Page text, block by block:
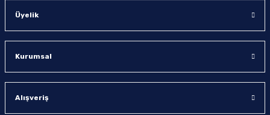
Üyelik
Kurumsal
Alışveriş